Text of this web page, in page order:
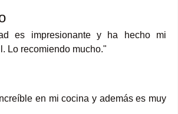
es impresionante y ha hecho mi
Lo recomiendo mucho."
en mi cocina y además es muy